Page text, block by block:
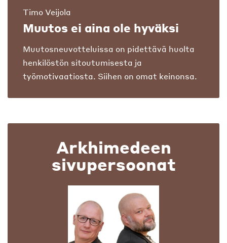
Timo Veijola
Muutos ei aina ole hyväksi
Muutosneuvotteluissa on pidettävä huolta
henkilöstön sitoutumisesta ja
työmotivaatiosta. Siihen on omat keinonsa.
Arkhimedeen
sivupersoonat